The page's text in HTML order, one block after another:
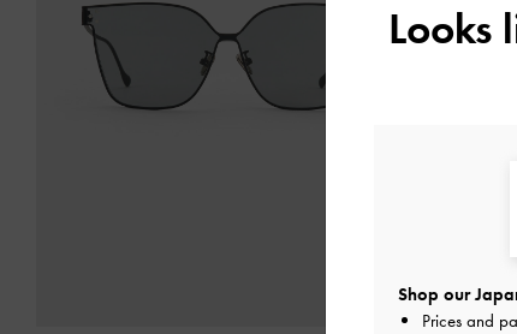
Looks
Shop our
Prices and